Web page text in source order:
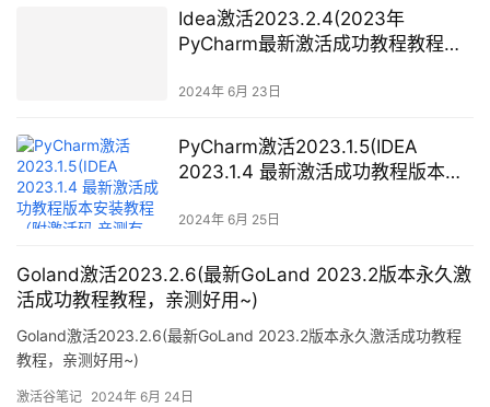
Idea激活2023.2.4(2023年
PyCharm最新激活成功教程教程
成功教程方案)
2024年 6月 23日
PyCharm激活2023.1.5(IDEA
2023.1.4 最新激活成功教程版本安
2024年 6月 25日
Goland激活2023.2.6(最新GoLand 2023.2版本永久激
活成功教程教程，亲测好用~)
Goland激活2023.2.6(最新GoLand 2023.2版本永久激活成功教程
教程，亲测好用~)
激活谷笔记 2024年 6月 24日